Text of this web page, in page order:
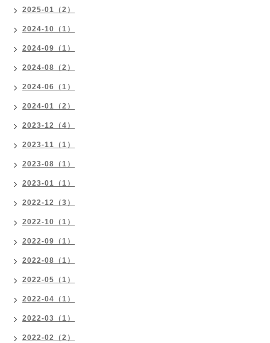
2025-01（2）
2024-10（1）
2024-09（1）
2024-08（2）
2024-06（1）
2024-01（2）
2023-12（4）
2023-11（1）
2023-08（1）
2023-01（1）
2022-12（3）
2022-10（1）
2022-09（1）
2022-08（1）
2022-05（1）
2022-04（1）
2022-03（1）
2022-02（2）